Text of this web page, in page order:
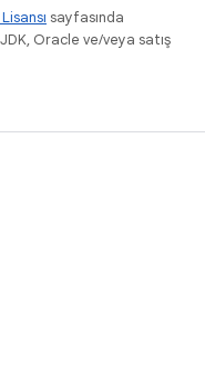
sayfasında
Oracle ve/veya satış